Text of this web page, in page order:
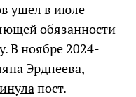
ушел в июле
обязанности
В ноябре 2024-
Эрднеева,
пост.